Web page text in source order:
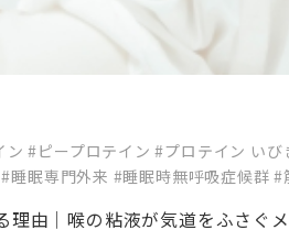
由｜喉の粘液が気道をふさぐ
ン#ピープロテイン#プロテイン い
#睡眠専門外来 #睡眠時無呼吸症候群#